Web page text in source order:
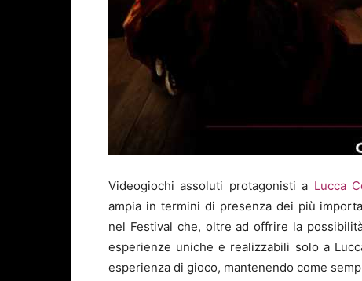
Videogiochi assoluti protagonisti a Lucca
ampia in termini di presenza dei più
nel Festival che, oltre ad offrire la
esperienze uniche e realizzabili solo a
esperienza di gioco, mantenendo come